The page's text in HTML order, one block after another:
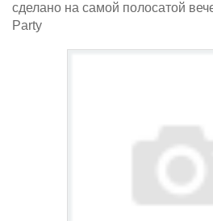
сделано на самой полосатой
Party